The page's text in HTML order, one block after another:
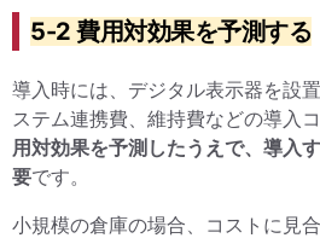
5-2 費用対効果を予測する
導入時には、デジタル表示器を設
ステム連携費、維持費などの導入
用対効果を予測したうえで、導入
要です。
小規模の倉庫の場合、コストに見